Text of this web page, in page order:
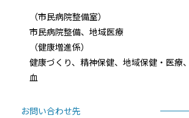
（市民病院整備室）
市民病院整備、地域医療
（健康増進係）
健康づくり、精神保健、地域保健・医療
血
お問い合わせ先